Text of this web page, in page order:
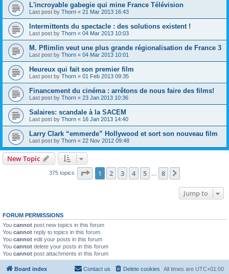
L'incroyable gabegie qui mine France Télévision
Last post by Thorn « 21 Mar 2013 16:43
Intermittents du spectacle : des solutions existent !
Last post by Thorn « 04 Mar 2013 10:03
M. Pflimlin veut une plus grande régionalisation de France 3
Last post by Thorn « 04 Mar 2013 10:01
Heureux qui fait son premier film
Last post by Thorn « 01 Feb 2013 09:35
Financement du cinéma : arrêtons de nous faire des films!
Last post by Thorn « 23 Jan 2013 10:36
Salaires: scandale à la SACEM
Last post by Thorn « 16 Jan 2013 14:40
Larry Clark “emmerde” Hollywood et sort son nouveau film
Last post by Thorn « 22 Nov 2012 09:48
New Topic
375 topics Page 1of 8
1 2 3 4 5 8
Jump to
FORUM PERMISSIONS
You cannot post new topics in this forum
You cannot reply to topics in this forum
You cannot edit your posts in this forum
You cannot delete your posts in this forum
You cannot post attachments in this forum
Board index All times are UTC+01:00
Delete cookies
Contact us